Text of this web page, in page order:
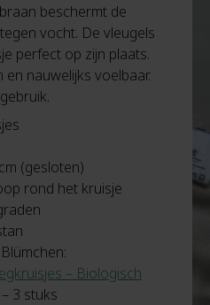
beschermt de
vocht. De vleugels
perfect op zijn plaats.
en nauwelijks voelbaar.
(gesloten)
rond het kruisje
– Biologisch
– 3 stuks